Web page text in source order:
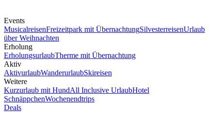
Events
MusicalreisenFreizeitpark mit ÜbernachtungSilvesterreisenUrlaub
über Weihnachten
Erholung
ErholungsurlaubTherme mit Übernachtung
Aktiv
AktivurlaubWanderurlaubSkireisen
Weitere
Kurzurlaub mit HundAll Inclusive UrlaubHotel
SchnäppchenWochenendtrips
Deals